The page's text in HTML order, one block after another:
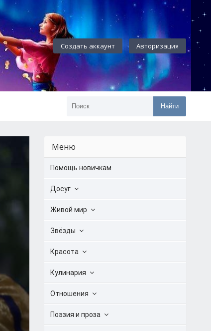
Создать аккаунт Авторизация
Найти
Меню
Помощь новичкам
Досуг
Живой мир
Звёзды
Красота
Кулинария
Отношения
Поэзия и проза